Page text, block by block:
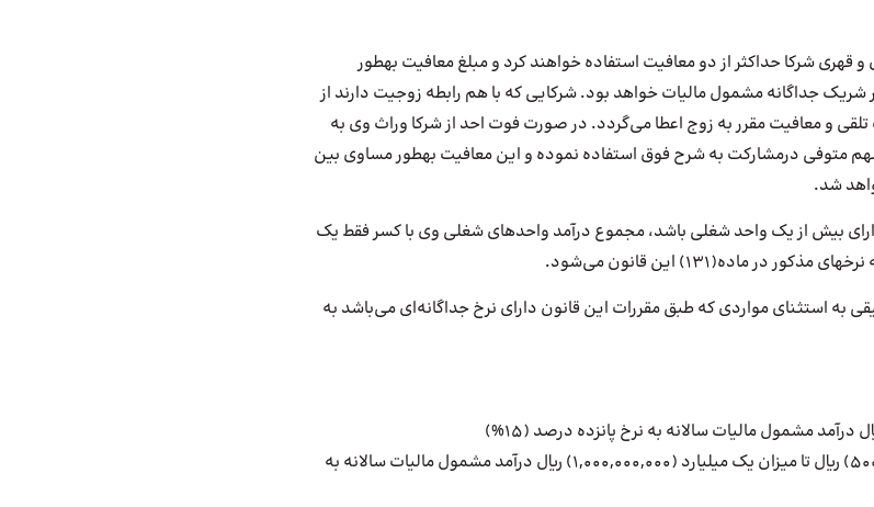
و قهری شرکا حداکثر از دو معافیت استفاده خواهند کرد و مبلغ معافیت بهطور
جداگانه مشمول مالیات خواهد بود. شرکایی که با هم رابطه زوجیت دارند از
و معافیت مقرر به زوج اعطا می‌گردد. در صورت فوت احد از شرکا وراث وی به
سهم متوفی در‌مشارکت به شرح فوق استفاده نموده و این معافیت بهطور مساوی بین
شد.
دارای بیش از یک واحد شغلی باشد، مجموع درآمد واحدهای شغلی وی با کسر فقط یک
ماده(131) این قانون می‌شود.
به استثنای مواردی که طبق مقررات این قانون دارای نرخ جداگانه‌ای می‌باشد به
نسبت به مازاد پانصد میلیون (500,000,000) ریال تا میزان یک میلیارد (1,000,000,000) ریال درآمد مشمول مالیات سالانه به